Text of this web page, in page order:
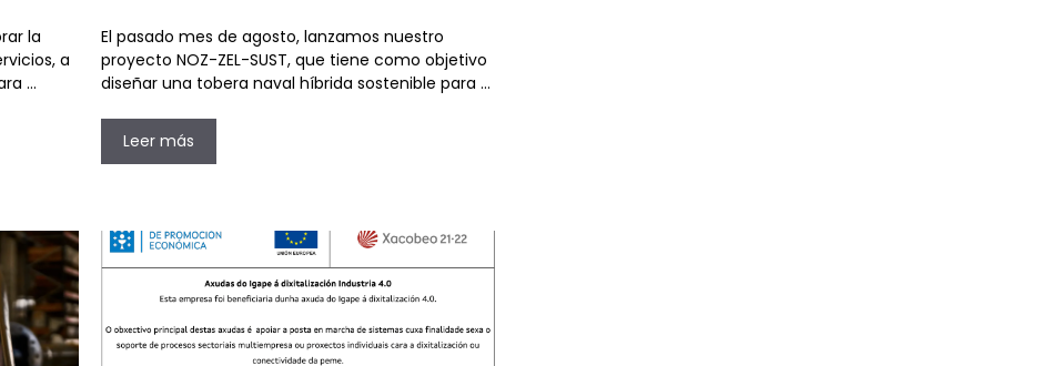
la
a
…
El pasado mes de agosto, lanzamos nuestro
proyecto NOZ-ZEL-SUST, que tiene como objetivo
diseñar una tobera naval híbrida sostenible para …
Leer más